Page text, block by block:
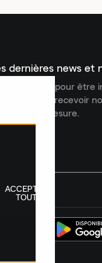
dernières news et
Laced pour être
et recevoir
sur mesure.
ACCEPTER
TOUT